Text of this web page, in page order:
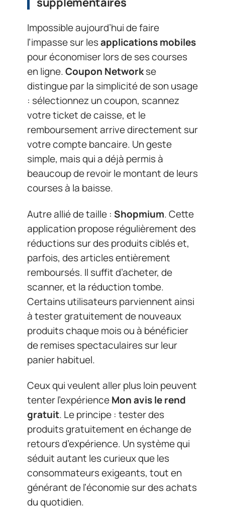
Impossible aujourd’hui de faire
l’impasse sur lesapplications mobiles
pour économiser lors de ses courses
en ligne.Coupon Networkse
distingue par la simplicité de son usage
: sélectionnez un coupon, scannez
votre ticket de caisse, et le
remboursement arrive directement sur
votre compte bancaire. Un geste
simple, mais qui a déjà permis à
beaucoup de revoir le montant de leurs
courses à la baisse.
Autre allié de taille : Shopmium. Cette
application propose régulièrement des
réductions sur des produits ciblés et,
parfois, des articles entièrement
remboursés. Il suffit d’acheter, de
scanner, et la réduction tombe.
Certains utilisateurs parviennent ainsi
à tester gratuitement de nouveaux
produits chaque mois ou à bénéficier
de remises spectaculaires sur leur
panier habituel.
Ceux qui veulent aller plus loin peuvent
tenter l’expérienceMon avis le rend
gratuit. Le principe : tester des
produits gratuitement en échange de
retours d’expérience. Un système qui
séduit autant les curieux que les
consommateurs exigeants, tout en
générant de l’économie sur des achats
du quotidien.